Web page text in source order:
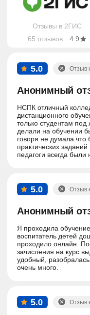
Отзывы в 2ГИС
65 отзывов
4.9
5.0
Анонимный
Отзыв
НСПК отличный
дистанционного
только студентам
делали на обучении
говоря не думала что
практических
педагоги всегда
5.0
Анонимный
Отзыв
Я проходила
воспитатель детей
проходило онлайн.
зачисления на курс
удобный,
очень много.
5.0 Отзыв